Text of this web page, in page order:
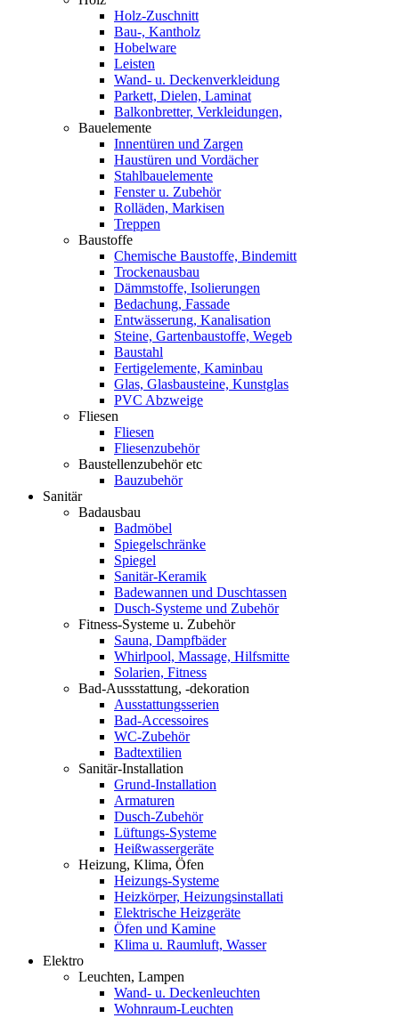
Holz-Zuschnitt
Bau-, Kantholz
Hobelware
Leisten
Wand- u. Deckenverkleidung
Parkett, Dielen, Laminat
Balkonbretter, Verkleidungen,
Bauelemente
Innentüren und Zargen
Haustüren und Vordächer
Stahlbauelemente
Fenster u. Zubehör
Rolläden, Markisen
Treppen
Baustoffe
Chemische Baustoffe, Bindemitt
Trockenausbau
Dämmstoffe, Isolierungen
Bedachung, Fassade
Entwässerung, Kanalisation
Steine, Gartenbaustoffe, Wegeb
Baustahl
Fertigelemente, Kaminbau
Glas, Glasbausteine, Kunstglas
PVC Abzweige
Fliesen
Fliesen
Fliesenzubehör
Baustellenzubehör etc
Bauzubehör
Sanitär
Badausbau
Badmöbel
Spiegelschränke
Spiegel
Sanitär-Keramik
Badewannen und Duschtassen
Dusch-Systeme und Zubehör
Fitness-Systeme u. Zubehör
Sauna, Dampfbäder
Whirlpool, Massage, Hilfsmitte
Solarien, Fitness
Bad-Aussstattung, -dekoration
Ausstattungsserien
Bad-Accessoires
WC-Zubehör
Badtextilien
Sanitär-Installation
Grund-Installation
Armaturen
Dusch-Zubehör
Lüftungs-Systeme
Heißwassergeräte
Heizung, Klima, Öfen
Heizungs-Systeme
Heizkörper, Heizungsinstallati
Elektrische Heizgeräte
Öfen und Kamine
Klima u. Raumluft, Wasser
Elektro
Leuchten, Lampen
Wand- u. Deckenleuchten
Wohnraum-Leuchten